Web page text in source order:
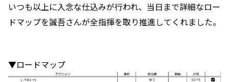
いつも以上に入念な仕込みが行われ、当日まで詳細なロー
ドマップを誠吾さんが全指揮を取り推進してくれました。
▼ロードマップ